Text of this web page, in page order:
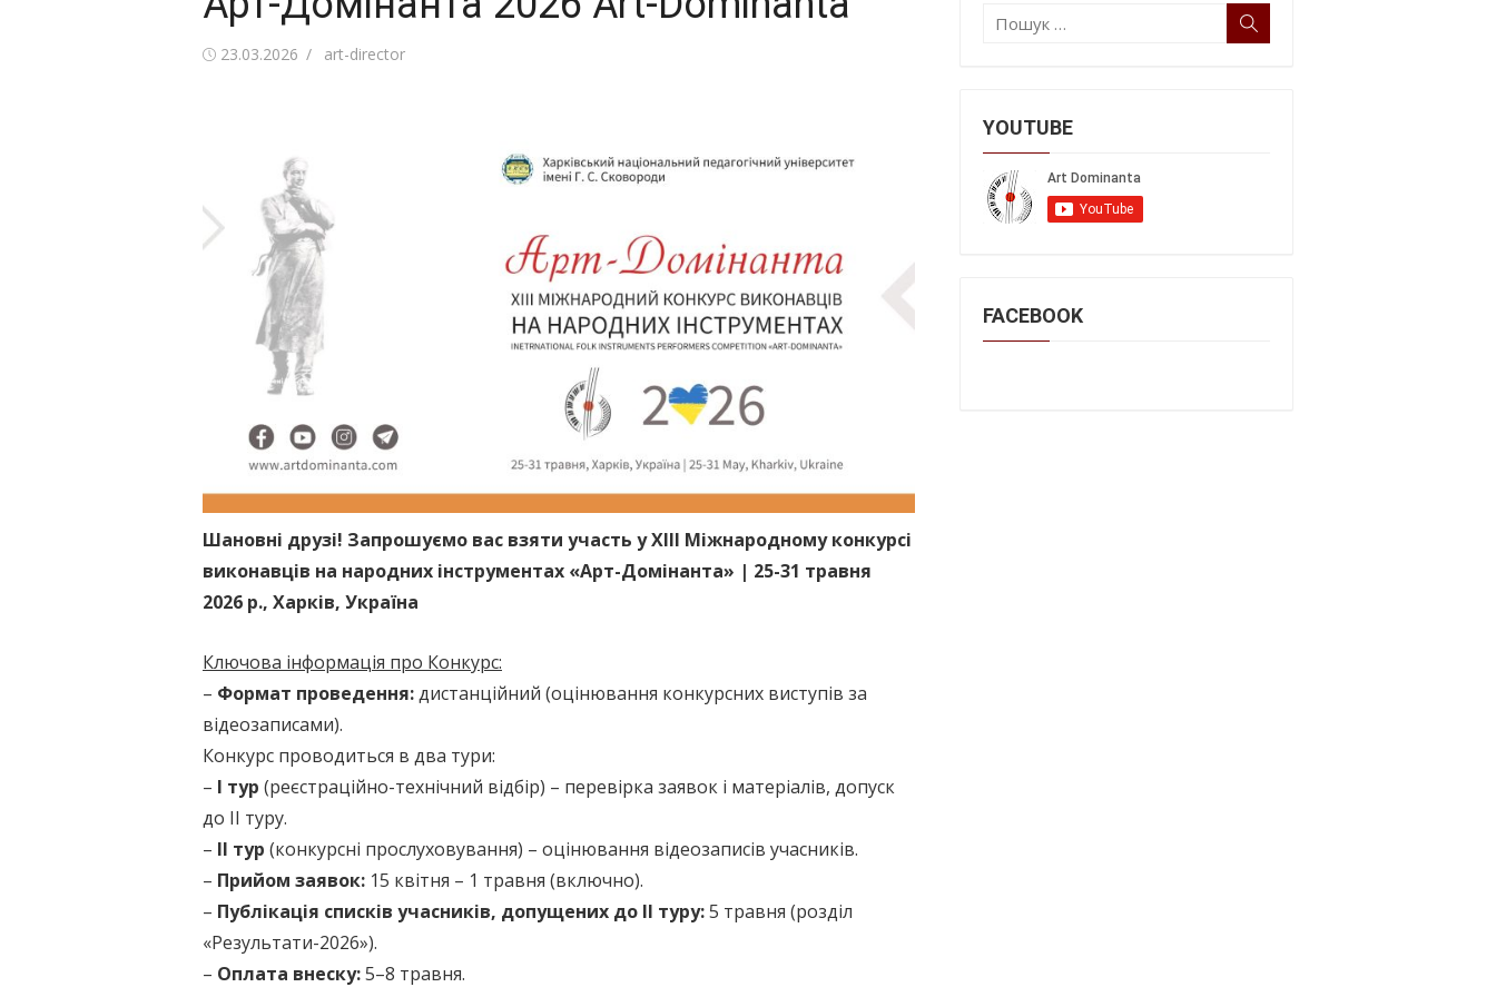
Оприлюднено
23.03.2026 Автор
art-director
Шановні друзі! Запрошуємо вас взяти участь у XІIІ Міжнародному конкурсі
виконавців на народних інструментах «Арт-Домінанта» | 25-31 травня
2026 р., Харків, Україна
Ключова інформація про Конкурс:
– Формат проведення:дистанційний (оцінювання конкурсних виступів за
відеозаписами).
Конкурс проводиться в два тури:
– І тур (реєстраційно-технічний відбір) – перевірка заявок і матеріалів, допуск
до ІІ туру.
– ІІ тур (конкурсні прослуховування) – оцінювання відеозаписів учасників.
– Прийом заявок: 15 квітня – 1 травня (включно).
– Публікація списків учасників, допущених до ІІ туру:5 травня (розділ
«Результати-2026»).
– Оплата внеску:5–8 травня.
Пошук:
YOUTUBE
FACEBOOK